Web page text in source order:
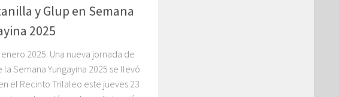
y Glup en Semana
2025
enero 2025: Una nueva jornada de
la Semana Yungayina 2025 se llevó
el Recinto Trilaleo este jueves 23